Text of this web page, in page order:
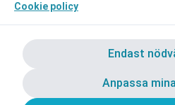
Cookie policy
Endast
Anpassa